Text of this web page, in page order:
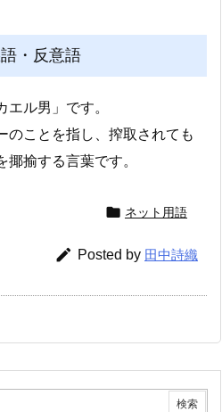
・反意語
エル男」です。
のことを指し、搾取されても
揄する言葉です。
 ネット用語
 Posted by 田中詩織